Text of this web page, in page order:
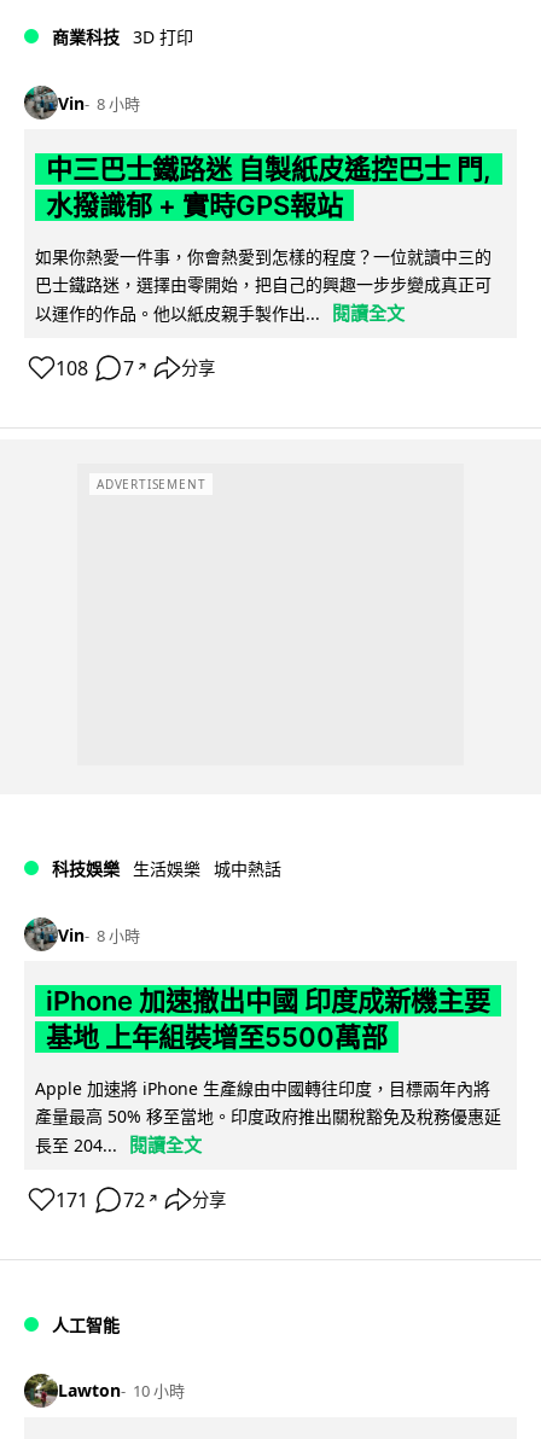
商業科技 3D 打印
Vin 8 小時
中三巴士鐵路迷 自製紙皮遙控巴士 門,
水撥識郁 + 實時GPS報站
如果你熱愛一件事，你會熱愛到怎樣的程度？一位就讀中三的
巴士鐵路迷，選擇由零開始，把自己的興趣一步步變成真正可
以運作的作品。他以紙皮親手製作出...
閱讀全文
108 7 ↗ 分享
ADVERTISEMENT
科技娛樂 生活娛樂 城中熱話
Vin 8 小時
iPhone 加速撤出中國 印度成新機主要
基地 上年組裝增至5500萬部
Apple 加速將 iPhone 生產線由中國轉往印度，目標兩年內將
產量最高 50% 移至當地。印度政府推出關稅豁免及稅務優惠延
長至 204...
閱讀全文
171 72 ↗ 分享
人工智能
Lawton 10 小時